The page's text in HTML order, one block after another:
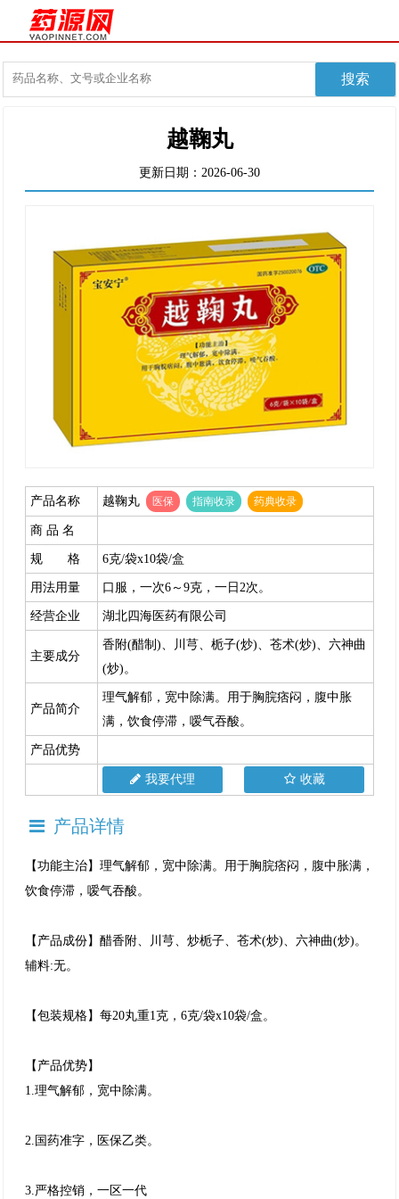
越鞠丸
更新日期：2026-06-30
产品名称 越鞠丸 医保 指南收录 药典收录
商 品 名
规 格 6克/袋x10袋/盒
用法用量 口服，一次6～9克，一日2次。
经营企业 湖北四海医药有限公司
主要成分
香附(醋制)、川芎、栀子(炒)、苍术(炒)、六神曲
(炒)。
产品简介
理气解郁，宽中除满。用于胸脘痞闷，腹中胀
满，饮食停滞，嗳气吞酸。
产品优势
我要代理 收藏
产品详情
【功能主治】理气解郁，宽中除满。用于胸脘痞闷，腹中胀满，
饮食停滞，嗳气吞酸。
【产品成份】醋香附、川芎、炒栀子、苍术(炒)、六神曲(炒)。
辅料:无。
【包装规格】每20丸重1克，6克/袋x10袋/盒。
【产品优势】
1.理气解郁，宽中除满。
2.国药准字，医保乙类。
3.严格控销，一区一代